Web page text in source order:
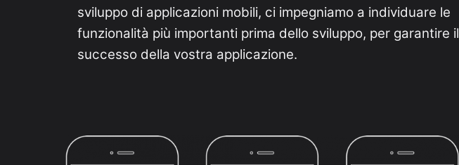
sviluppo di applicazioni mobili, ci impegniamo a individuare le
funzionalità più importanti prima dello sviluppo, per garantire il
successo della vostra applicazione.